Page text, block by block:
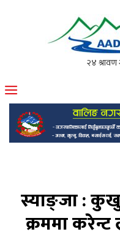
मोफसलकै लोकप्रिय
स्याङ्जा :
क्रममा